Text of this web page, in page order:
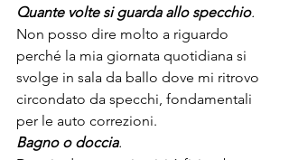
Quante volte si guarda allo specchio.
Non posso dire molto a riguardo
perché la mia giornata quotidiana si
svolge in sala da ballo dove mi ritrovo
circondato da specchi, fondamentali
per le auto correzioni.
Bagno o doccia.